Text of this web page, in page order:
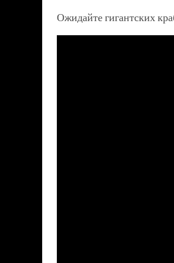
Ожидайте гигантских